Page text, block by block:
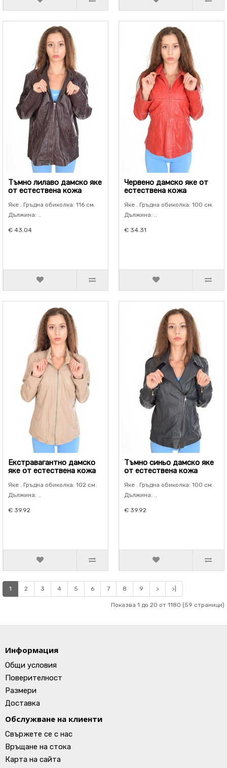
Тъмно лилаво дамско яке
от естествена кожа
Яке . Гръдна обиколка: 116 см.
Дължина: ..
€ 43.04
Червено дамско яке от
естествена кожа
Яке . Гръдна обиколка: 100 см.
Дължина: ..
€ 34.31
Екстравагантно дамско
яке от естествена кожа
Яке . Гръдна обиколка: 102 см.
Дължина: ..
€ 39.92
Тъмно синьо дамско яке
от естествена кожа
Яке . Гръдна обиколка: 100 см.
Дължина: ..
€ 39.92
1 2 3 4 5 6 7 8 9 > >|
Показва 1 до 20 от 1180 (59 страници)
Информация
Общи условия
Поверителност
Размери
Доставка
Обслужване на клиенти
Свържете се с нас
Връщане на стока
Карта на сайта